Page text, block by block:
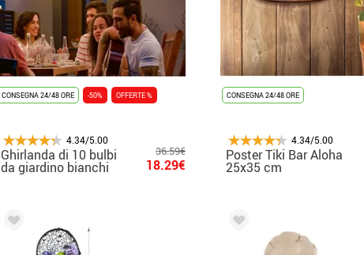
CONSEGNA 24/48 ORE -50% OFFERTE %
4.34/5.00
Ghirlanda di 10 bulbi
da giardino bianchi
36.59€
18.29€
CONSEGNA 24/48 ORE
4.34/5.00
Poster Tiki Bar Aloha
25x35 cm